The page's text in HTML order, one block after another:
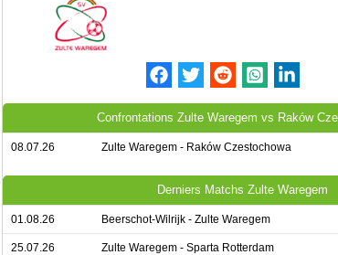
Confrontations Zulte Waregem vs Raków
08.07.26 Zulte Waregem - Raków Czestochowa
Derniers Matchs Zulte Waregem
01.08.26 Beerschot-Wilrijk - Zulte Waregem
25.07.26 Zulte Waregem - Sparta Rotterdam